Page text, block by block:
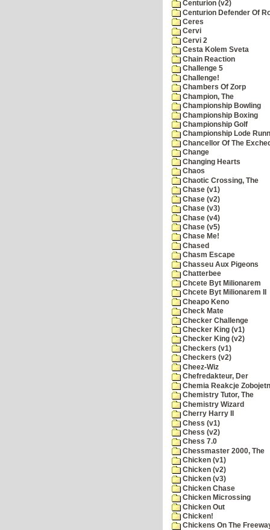
Centurion (v2)
Centurion Defender Of
Ceres
Cervi
Cervi 2
Cesta Kolem Sveta
Chain Reaction
Challenge 5
Challenge!
Chambers Of Zorp
Champion, The
Championship Bowling
Championship Boxing
Championship Golf
Championship Lode
Chancellor Of The
Change
Changing Hearts
Chaos
Chaotic Crossing, The
Chase (v1)
Chase (v2)
Chase (v3)
Chase (v4)
Chase (v5)
Chase Me!
Chased
Chasm Escape
Chasseu Aux Pigeons
Chatterbee
Chcete Byt Milionarem
Chcete Byt Milionarem II
Cheapo Keno
Check Mate
Checker Challenge
Checker King (v1)
Checker King (v2)
Checkers (v1)
Checkers (v2)
Cheez-Wiz
Chefredakteur, Der
Chemia Reakcje
Chemistry Tutor, The
Chemistry Wizard
Cherry Harry II
Chess (v1)
Chess (v2)
Chess 7.0
Chessmaster 2000, The
Chicken (v1)
Chicken (v2)
Chicken (v3)
Chicken Chase
Chicken Microssing
Chicken Out
Chicken!
Chickens On The